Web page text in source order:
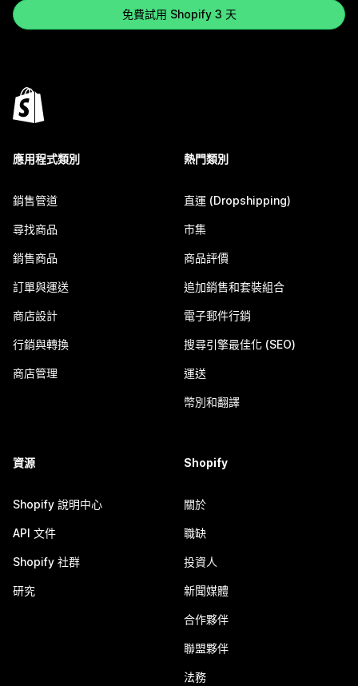
免費試用 Shopify 3 天
應用程式類別
銷售管道
尋找商品
銷售商品
訂單與運送
商店設計
行銷與轉換
商店管理
熱門類別
直運 (Dropshipping)
市集
商品評價
追加銷售和套裝組合
電子郵件行銷
搜尋引擎最佳化 (SEO)
運送
幣別和翻譯
資源
Shopify 說明中心
API 文件
Shopify 社群
研究
Shopify
關於
職缺
投資人
新聞媒體
合作夥伴
聯盟夥伴
法務